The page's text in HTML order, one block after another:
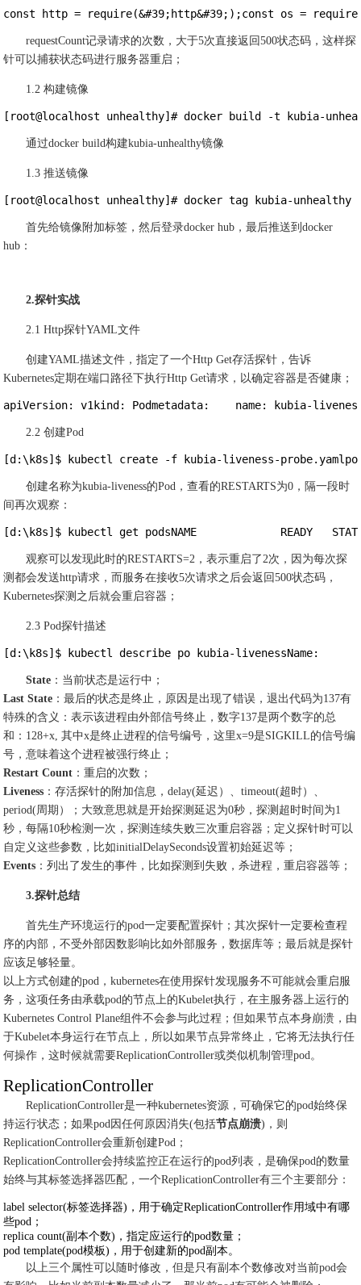
const http = require(&#39;http&#39;);const os =
requestCount记录请求的次数，大于5次直接返回500状态码，这样探
针可以捕获状态码进行服务器重启；
1.2 构建镜像
[root@localhost unhealthy]# docker build -t kubia-
通过docker build构建kubia-unhealthy镜像
1.3 推送镜像
[root@localhost unhealthy]# docker tag kubia-
首先给镜像附加标签，然后登录docker hub，最后推送到docker
hub：
2.探针实战
2.1 Http探针YAML文件
创建YAML描述文件，指定了一个Http Get存活探针，告诉
Kubernetes定期在端口路径下执行Http Get请求，以确定容器是否健康；
apiVersion: v1kind: Podmetadata:    name: kubia-
2.2 创建Pod
[d:\k8s]$ kubectl create -f kubia-liveness-
创建名称为kubia-liveness的Pod，查看的RESTARTS为0，隔一段时
间再次观察：
[d:\k8s]$ kubectl get podsNAME             READY
观察可以发现此时的RESTARTS=2，表示重启了2次，因为每次探
测都会发送http请求，而服务在接收5次请求之后会返回500状态码，
Kubernetes探测之后就会重启容器；
2.3 Pod探针描述
[d:\k8s]$ kubectl describe po kubia-
State ：当前状态是运行中；
Last State ：最后的状态是终止，原因是出现了错误，退出代码为137有
特殊的含义：表示该进程由外部信号终止，数字137是两个数字的总
和：128+x, 其中x是终止进程的信号编号，这里x=9是SIGKILL的信号编
号，意味着这个进程被强行终止；
Restart Count ：重启的次数；
Liveness ：存活探针的附加信息，delay(延迟）、timeout(超时）、
period(周期）；大致意思就是开始探测延迟为0秒，探测超时时间为1
秒，每隔10秒检测一次，探测连续失败三次重启容器；定义探针时可以
自定义这些参数，比如initialDelaySeconds设置初始延迟等；
Events ：列出了发生的事件，比如探测到失败，杀进程，重启容器等；
3.探针总结
首先生产环境运行的pod一定要配置探针；其次探针一定要检查程
序的内部，不受外部因数影响比如外部服务，数据库等；最后就是探针
应该足够轻量。
以上方式创建的pod，kubernetes在使用探针发现服务不可能就会重启服
务，这项任务由承载pod的节点上的Kubelet执行，在主服务器上运行的
Kubernetes Control Plane组件不会参与此过程；但如果节点本身崩溃，由
于Kubelet本身运行在节点上，所以如果节点异常终止，它将无法执行任
何操作，这时候就需要ReplicationController或类似机制管理pod。
ReplicationController
ReplicationController是一种kubernetes资源，可确保它的pod始终保
持运行状态；如果pod因任何原因消失(包括节点崩溃)，则
ReplicationController会重新创建Pod；
ReplicationController会持续监控正在运行的pod列表，是确保pod的数量
始终与其标签选择器匹配，一个ReplicationController有三个主要部分：
label selector(标签选择器)，用于确定ReplicationController作用域中有哪
些pod；
replica count(副本个数)，指定应运行的pod数量；
pod template(pod模板)，用于创建新的pod副本。
以上三个属性可以随时修改，但是只有副本个数修改对当前pod会